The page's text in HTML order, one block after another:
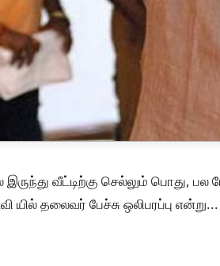
வீட்டிற்கு செல்லும் பொது, பல
யில் தலைவர் பேச்சு ஒலிபரப்பு என்று...